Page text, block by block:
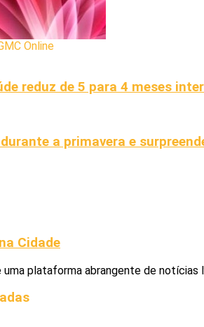
Online
reduz de 5 para 4 meses
a primavera e
Cidade
uma plataforma abrangente de